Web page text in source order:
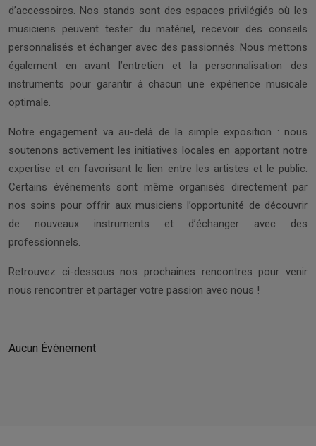
d’accessoires. Nos stands sont des espaces privilégiés où les
musiciens peuvent tester du matériel, recevoir des conseils
personnalisés et échanger avec des passionnés. Nous mettons
également en avant l’entretien et la personnalisation des
instruments pour garantir à chacun une expérience musicale
optimale.
Notre engagement va au-delà de la simple exposition : nous
soutenons activement les initiatives locales en apportant notre
expertise et en favorisant le lien entre les artistes et le public.
Certains événements sont même organisés directement par
nos soins pour offrir aux musiciens l’opportunité de découvrir
de nouveaux instruments et d’échanger avec des
professionnels.
Retrouvez ci-dessous nos prochaines rencontres pour venir
nous rencontrer et partager votre passion avec nous !
Aucun Évènement